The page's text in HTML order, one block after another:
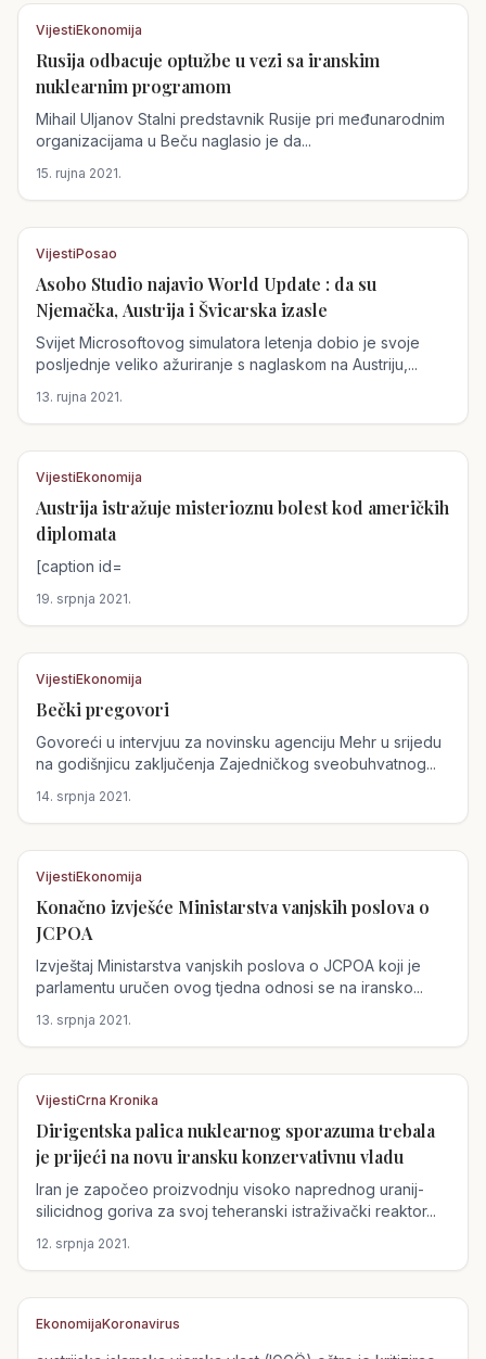
Austrija
VijestiEkonomija
Rusija odbacuje optužbe u vezi sa iranskim
nuklearnim programom
Mihail Uljanov Stalni predstavnik Rusije pri međunarodnim
organizacijama u Beču naglasio je da...
15. rujna 2021.
Austrija
VijestiPosao
Asobo Studio najavio World Update : da su
Njemačka, Austrija i Švicarska izasle
Svijet Microsoftovog simulatora letenja dobio je svoje
posljednje veliko ažuriranje s naglaskom na Austriju,...
13. rujna 2021.
Austrija
VijestiEkonomija
Austrija istražuje misterioznu bolest kod američkih
diplomata
[caption id=
19. srpnja 2021.
VijestiEkonomija
Bečki pregovori
Govoreći u intervjuu za novinsku agenciju Mehr u srijedu
na godišnjicu zaključenja Zajedničkog sveobuhvatnog...
14. srpnja 2021.
Austrija
VijestiEkonomija
Konačno izvješće Ministarstva vanjskih poslova o
JCPOA
Izvještaj Ministarstva vanjskih poslova o JCPOA koji je
parlamentu uručen ovog tjedna odnosi se na iransko...
13. srpnja 2021.
Austrija
VijestiCrna Kronika
Dirigentska palica nuklearnog sporazuma trebala
je prijeći na novu iransku konzervativnu vladu
Iran je započeo proizvodnju visoko naprednog uranij-
silicidnog goriva za svoj teheranski istraživački reaktor...
12. srpnja 2021.
EkonomijaKoronavirus